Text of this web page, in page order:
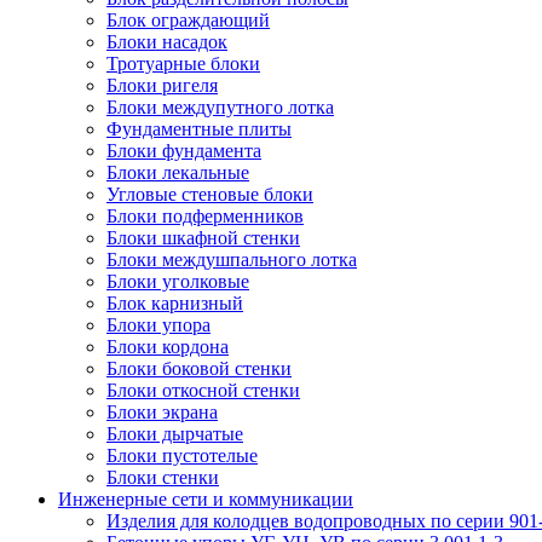
Блок ограждающий
Блоки насадок
Тротуарные блоки
Блоки ригеля
Блоки междупутного лотка
Фундаментные плиты
Блоки фундамента
Блоки лекальные
Угловые стеновые блоки
Блоки подферменников
Блоки шкафной стенки
Блоки междушпального лотка
Блоки уголковые
Блок карнизный
Блоки упора
Блоки кордона
Блоки боковой стенки
Блоки откосной стенки
Блоки экрана
Блоки дырчатые
Блоки пустотелые
Блоки стенки
Инженерные сети и коммуникации
Изделия для колодцев водопроводных по серии